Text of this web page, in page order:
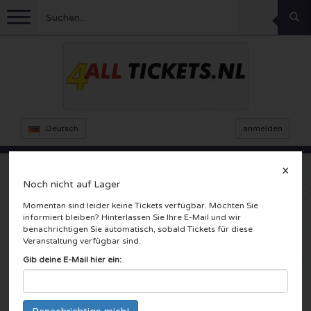
Deutsch anmelden
Menu
Niederlande
England
Spanien
Marco Borsato Karten
Kensington Karten
Snoop Dogg Karten
Decibel Outdoor Karten
Milkshake Karten
DGTL Karten
Awakenings Karten
Formel 1
Kickboxen
Rugby
Dance
Armin van Buuren karten
Reverze Karten
Theater
TAFKAL Karten
Andere
Noch nicht auf Lager
X
Momentan sind leider keine Tickets verfügbar. Möchten Sie
informiert bleiben? Hinterlassen Sie Ihre E-Mail und wir
benachrichtigen Sie automatisch, sobald Tickets für diese
Veranstaltung verfügbar sind.
Gib deine E-Mail hier ein:
Froukje
Caprera Openluchttheater
Bloemendaal, Nederland